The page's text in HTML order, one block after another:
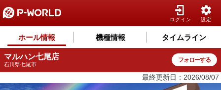
ログイン 設定
ホール情報 機種情報 タイムライン
マルハン七尾店
石川県七尾市
フォローする
最終更新日：2026/08/07